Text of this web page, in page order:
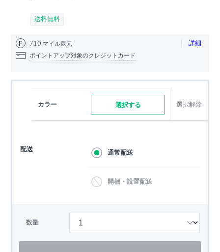
送料無料
710 マイル還元 詳細
ポイントアップ対象のクレジットカード
カラー 選択する 選択解除
配送 通常配送
開梱・設置配送
数量